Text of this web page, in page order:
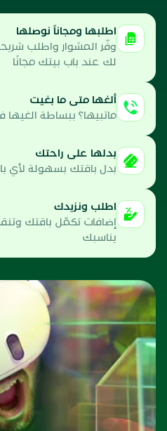
اطلبها ومجاناً نوصلها
وفّر المشوار واطلب
لك عند باب بيتك مجانًا
ألغها متى ما بغيت
ماتبيها؟ ببساطة
بدلها على راحتك
بدل باقتك بسهولة لأي
اطلب ونزيدك
إضافات تكمّل باقتك
يناسبك